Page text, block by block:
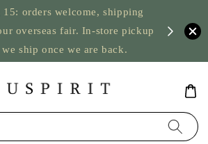
orders welcome, shipping
overseas fair. In-store pickup
ship once we are back.
US